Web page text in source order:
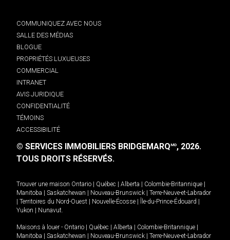
COMMUNIQUEZ AVEC NOUS
SALLE DES MÉDIAS
BLOGUE
PROPRIÉTÉS LUXUEUSES
COMMERCIAL
INTRANET
AVIS JURIDIQUE
CONFIDENTIALITÉ
TÉMOINS
ACCESSIBILITÉ
© SERVICES IMMOBILIERS BRIDGEMARQMD, 2026.
TOUS DROITS RÉSERVÉS.
Trouver une maison Ontario | Québec | Alberta | Colombie-Britannique |
Manitoba | Saskatchewan | Nouveau-Brunswick | Terre-Neuve-et-Labrador
| Territoires du Nord-Ouest | Nouvelle-Écosse | Île-du-Prince-Édouard |
Yukon | Nunavut
Maisons à louer - Ontario | Québec | Alberta | Colombie-Britannique |
Manitoba | Saskatchewan | Nouveau-Brunswick | Terre-Neuve-et-Labrador